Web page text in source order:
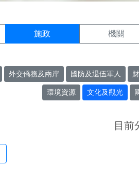
施政 機關
外交僑務及兩岸 國防及退伍軍人
環境資源 文化及觀光
目前